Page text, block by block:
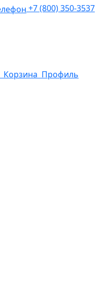
+7 (800) 350-3537
Корзина Профиль